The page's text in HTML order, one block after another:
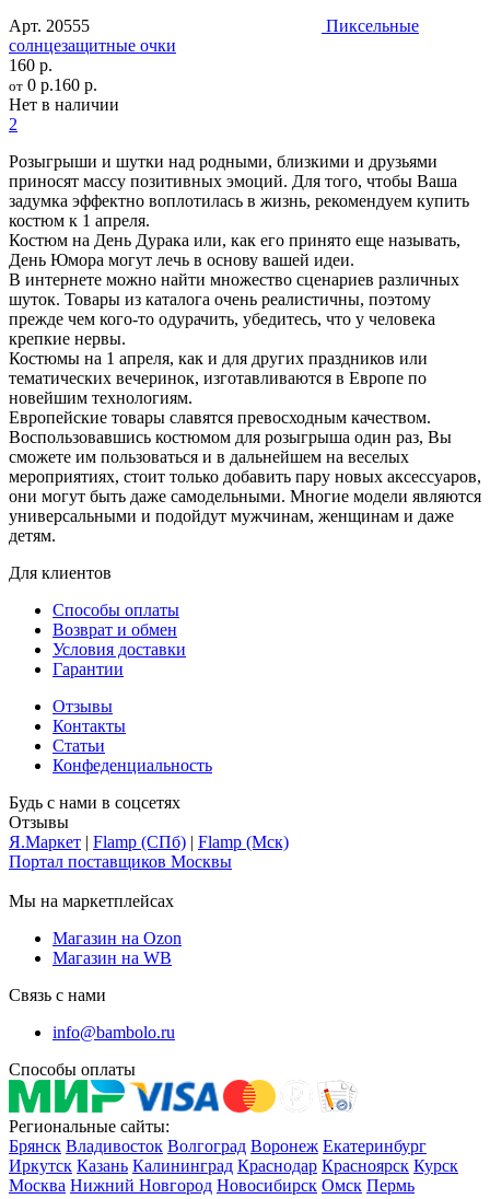
Арт. 20555
Пиксельные
солнцезащитные очки
160 р.
от 0 р.160 р.
Нет в наличии
2
Розыгрыши и шутки над родными, близкими и друзьями
приносят массу позитивных эмоций. Для того, чтобы Ваша
задумка эффектно воплотилась в жизнь, рекомендуем купить
костюм к 1 апреля.
Костюм на День Дурака или, как его принято еще называть,
День Юмора могут лечь в основу вашей идеи.
В интернете можно найти множество сценариев различных
шуток. Товары из каталога очень реалистичны, поэтому
прежде чем кого-то одурачить, убедитесь, что у человека
крепкие нервы.
Костюмы на 1 апреля, как и для других праздников или
тематических вечеринок, изготавливаются в Европе по
новейшим технологиям.
Европейские товары славятся превосходным качеством.
Воспользовавшись костюмом для розыгрыша один раз, Вы
сможете им пользоваться и в дальнейшем на веселых
мероприятиях, стоит только добавить пару новых аксессуаров,
они могут быть даже самодельными. Многие модели являются
универсальными и подойдут мужчинам, женщинам и даже
детям.
Для клиентов
Способы оплаты
Возврат и обмен
Условия доставки
Гарантии
Отзывы
Контакты
Статьи
Конфеденциальность
Будь с нами в соцсетях
Отзывы
Я.Маркет | Flamp (СПб) | Flamp (Мск)
Портал поставщиков Москвы
Мы на маркетплейсах
Магазин на Ozon
Магазин на WB
Связь с нами
info@bambolo.ru
Способы оплаты
Региональные сайты:
Брянск Владивосток Волгоград Воронеж Екатеринбург
Иркутск Казань Калининград Краснодар Красноярск Курск
Москва Нижний Новгород Новосибирск Омск Пермь